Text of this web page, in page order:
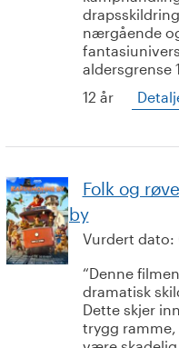
nærgående
aldersgrense
12 år
Folk og
by
Vurdert dato:
Denne
dramatisk
Dette skjer
trygg ramme,